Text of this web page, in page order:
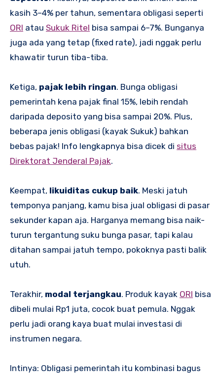
kasih 3–4% per tahun, sementara obligasi seperti
ORI atau Sukuk Ritel bisa sampai 6–7%. Bunganya
juga ada yang tetap (fixed rate), jadi nggak perlu
khawatir turun tiba-tiba.
Ketiga, pajak lebih ringan. Bunga obligasi
pemerintah kena pajak final 15%, lebih rendah
daripada deposito yang bisa sampai 20%. Plus,
beberapa jenis obligasi (kayak Sukuk) bahkan
bebas pajak! Info lengkapnya bisa dicek di situs
Direktorat Jenderal Pajak.
Keempat, likuiditas cukup baik. Meski jatuh
temponya panjang, kamu bisa jual obligasi di pasar
sekunder kapan aja. Harganya memang bisa naik-
turun tergantung suku bunga pasar, tapi kalau
ditahan sampai jatuh tempo, pokoknya pasti balik
utuh.
Terakhir, modal terjangkau. Produk kayak ORI bisa
dibeli mulai Rp1 juta, cocok buat pemula. Nggak
perlu jadi orang kaya buat mulai investasi di
instrumen negara.
Intinya: Obligasi pemerintah itu kombinasi bagus